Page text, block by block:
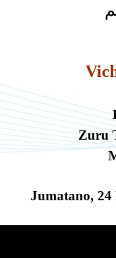
Zuru
Jumatano, 24